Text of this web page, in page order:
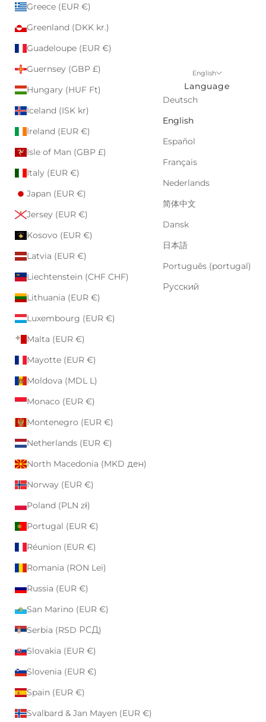
Greece (EUR €)
Greenland (DKK kr.)
Guadeloupe (EUR €)
Guernsey (GBP £)
Hungary (HUF Ft)
Iceland (ISK kr)
Ireland (EUR €)
Isle of Man (GBP £)
Italy (EUR €)
Japan (EUR €)
Jersey (EUR €)
Kosovo (EUR €)
Latvia (EUR €)
Liechtenstein (CHF CHF)
Lithuania (EUR €)
Luxembourg (EUR €)
Malta (EUR €)
Mayotte (EUR €)
Moldova (MDL L)
Monaco (EUR €)
Montenegro (EUR €)
Netherlands (EUR €)
North Macedonia (MKD ден)
Norway (EUR €)
Poland (PLN zł)
Portugal (EUR €)
Réunion (EUR €)
Romania (RON Lei)
Russia (EUR €)
San Marino (EUR €)
Serbia (RSD РСД)
Slovakia (EUR €)
Slovenia (EUR €)
Spain (EUR €)
Svalbard & Jan Mayen (EUR €)
English
Language
Deutsch
English
Español
Français
Nederlands
简体中文
Dansk
日本語
Português (portugal)
Русский